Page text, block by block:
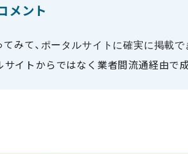
メント
みて、 ポータルサイトに確実に掲載
サイトからではなく業者間流通経由で